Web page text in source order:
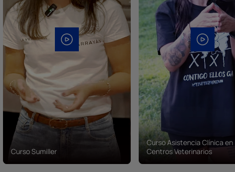
Curso Sumiller
Curso Asistencia Clínica en
Centros Veterinarios